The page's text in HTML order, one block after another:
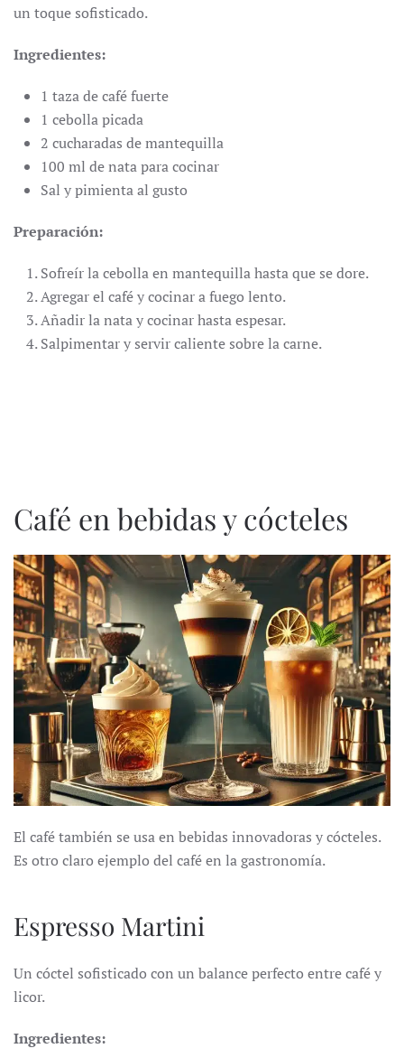
un toque sofisticado.
Ingredientes:
1 taza de café fuerte
1 cebolla picada
2 cucharadas de mantequilla
100 ml de nata para cocinar
Sal y pimienta al gusto
Preparación:
Sofreír la cebolla en mantequilla hasta que se dore.
Agregar el café y cocinar a fuego lento.
Añadir la nata y cocinar hasta espesar.
Salpimentar y servir caliente sobre la carne.
Café en bebidas y cócteles
El café también se usa en bebidas innovadoras y cócteles.
Es otro claro ejemplo del café en la gastronomía.
Espresso Martini
Un cóctel sofisticado con un balance perfecto entre café y
licor.
Ingredientes: